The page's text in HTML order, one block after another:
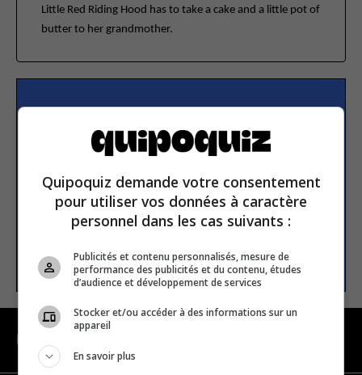
Little Red Riding Hood has to take a cake and a little pot of
butter to her grandmother.
Subscribe to our
newsletter
Email address
SUBSCRIBE
Quipoquiz demande votre consentement
pour utiliser vos données à caractère
personnel dans les cas suivants :
Publicités et contenu personnalisés, mesure de
performance des publicités et du contenu, études
d’audience et développement de services
Stocker et/ou accéder à des informations sur un
appareil
En savoir plus